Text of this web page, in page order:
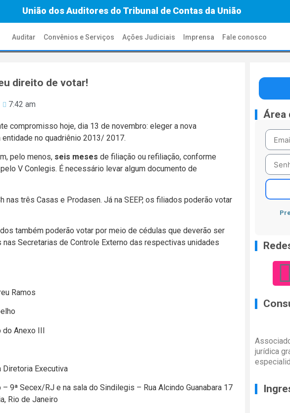
União dos Auditores do Tribunal de Contas da União
Auditar Convênios e Serviços Ações Judiciais Imprensa Fale conosco
direito de votar!
7:42 am
compromisso hoje, dia 13 de novembro: eleger a nova
no quadriênio 2013/ 2017.
pelo menos, seis meses de filiação ou refiliação, conforme
V Conlegis. É necessário levar algum documento de
nas três Casas e Prodasen. Já na SEEP, os filiados poderão votar
também poderão votar por meio de cédulas que deverão ser
Secretarias de Controle Externo das respectivas unidades
Ramos
do Anexo III
Diretoria Executiva
9ª Secex/RJ e na sala do Sindilegis – Rua Alcindo Guanabara 17
Rio de Janeiro
Área
jurídica